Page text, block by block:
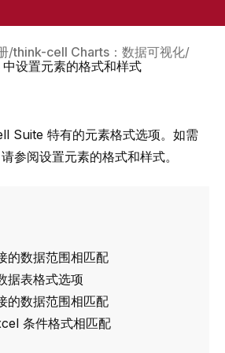
think-cell Charts：数据可视化
设置元素的格式和样式
Suite 特有的元素格式选项。如需
参阅设置元素的格式和样式。
的数据范围相匹配
据表格式选项
的数据范围相匹配
条件格式相匹配